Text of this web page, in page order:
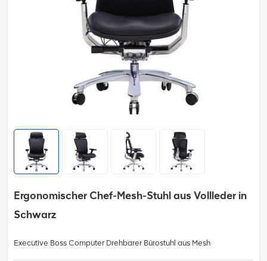
Ergonomischer Chef-Mesh-Stuhl aus Vollleder in
Schwarz
Executive Boss Computer Drehbarer Bürostuhl aus Mesh